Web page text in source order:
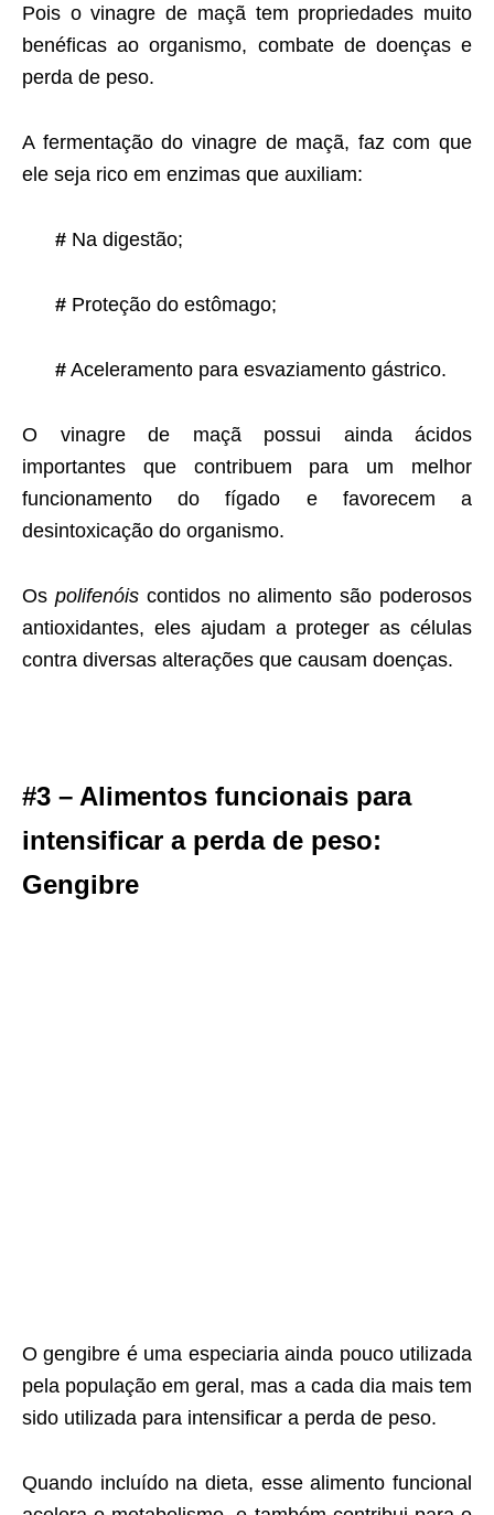
Pois o vinagre de maçã tem propriedades muito
benéficas ao organismo, combate de doenças e
perda de peso.
A fermentação do vinagre de maçã, faz com que
ele seja rico em enzimas que auxiliam:
# Na digestão;
# Proteção do estômago;
# Aceleramento para esvaziamento gástrico.
O vinagre de maçã possui ainda ácidos
importantes que contribuem para um melhor
funcionamento do fígado e favorecem a
desintoxicação do organismo.
Os polifenóiscontidos no alimento são poderosos
antioxidantes, eles ajudam a proteger as células
contra diversas alterações que causam doenças.
#3 – Alimentos funcionais para
intensificar a perda de peso:
Gengibre
O gengibre é uma especiaria ainda pouco utilizada
pela população em geral, mas a cada dia mais tem
sido utilizada para intensificar a perda de peso.
Quando incluído na dieta, esse alimento funcional